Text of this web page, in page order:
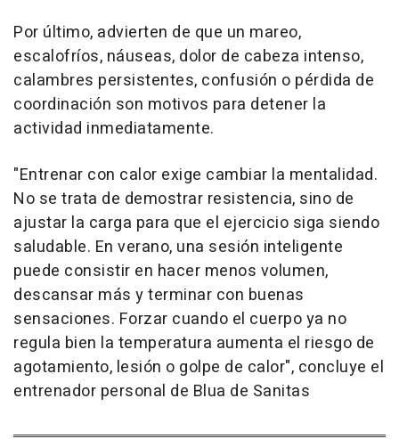
Por último, advierten de que un mareo,
escalofríos, náuseas, dolor de cabeza intenso,
calambres persistentes, confusión o pérdida de
coordinación son motivos para detener la
actividad inmediatamente.
"Entrenar con calor exige cambiar la mentalidad.
No se trata de demostrar resistencia, sino de
ajustar la carga para que el ejercicio siga siendo
saludable. En verano, una sesión inteligente
puede consistir en hacer menos volumen,
descansar más y terminar con buenas
sensaciones. Forzar cuando el cuerpo ya no
regula bien la temperatura aumenta el riesgo de
agotamiento, lesión o golpe de calor", concluye el
entrenador personal de Blua de Sanitas